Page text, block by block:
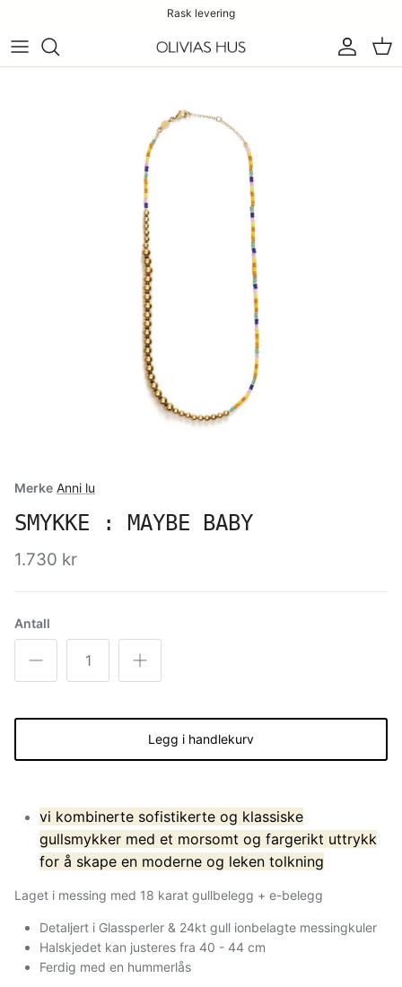
Rask levering
Konto
Merke Anni lu
SMYKKE : MAYBE BABY
1.730 kr
Antall
Legg i handlekurv
vi kombinerte sofistikerte og klassiske
gullsmykker med et morsomt og fargerikt uttrykk
for å skape en moderne og leken tolkning
Laget i messing med 18 karat gullbelegg + e-belegg
Detaljert i Glassperler & 24kt gull ionbelagte messingkuler
Halskjedet kan justeres fra 40 - 44 cm
Ferdig med en hummerlås